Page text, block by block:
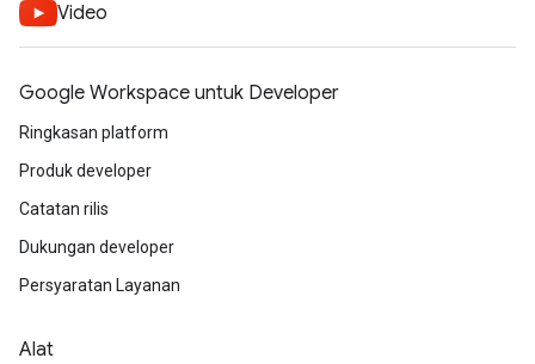
Video
Google Workspace untuk Developer
Ringkasan platform
Produk developer
Catatan rilis
Dukungan developer
Persyaratan Layanan
Alat